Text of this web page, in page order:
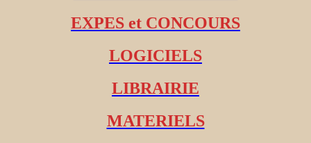
EXPES et CONCOURS
LOGICIELS
LIBRAIRIE
MATERIELS